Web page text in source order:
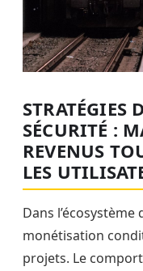
STRATÉGIES
SÉCURITÉ :
REVENUS
LES
Dans l’écosystème
monétisation
projets. Le